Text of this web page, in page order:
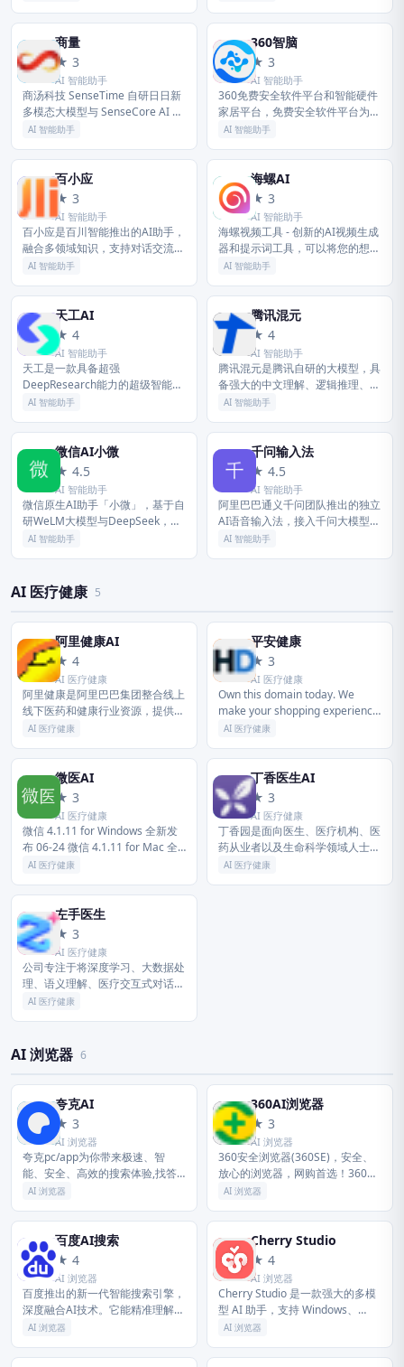
具。豆包为你答疑...
商
商量
★ 3
AI 智能助手
商汤科技 SenseTime 自研日日新
多模态大模型与 SenseCore AI 大
装置，拥有对话、文生图、数字
品，为企...
AI 智能助手
3
360智脑
★ 3
AI 智能助手
360免费安全软件平台和智能硬件
家居平台，免费安全软件平台为用
户提供360安全卫士,360免费杀毒
AI 智能助手
百
百小应
★ 3
AI 智能助手
百小应是百川智能推出的AI助手，
融合多领域知识，支持对话交流、
信息查询、内容生成、逻辑分析等
AI 智能助手
海
海螺AI
★ 3
AI 智能助手
海螺视频工具 - 创新的AI视频生成
器和提示词工具，可以将您的想法
转化为精美的AI视频。只需一段文
时间内创作出引人入胜的视...
AI 智能助手
天
天工AI
★ 4
AI 智能助手
天工是一款具备超强
DeepResearch能力的超级智能
体，通过丰富多样的专业skill，让
PPT、AI表格，高效应...
AI 智能助手
腾
腾讯混元
★ 4
AI 智能助手
腾讯混元是腾讯自研的大模型，具
备强大的中文理解、逻辑推理、多
模态处理能力，可支撑各类AI应用
AI 智能助手
微
微信AI小微
★ 4.5
AI 智能助手
微信原生AI助手「小微」，基于自
研WeLM大模型与DeepSeek，内
嵌于微信8.0.75+。无需下载，一
AI 智能助手
千
千问输入法
★ 4.5
AI 智能助手
阿里巴巴通义千问团队推出的独立
AI语音输入法，接入千问大模型
CosyVoice能力。支持300字/分钟
AI 智能助手
AI 医疗健康 5
阿
阿里健康AI
★ 4
AI 医疗健康
阿里健康是阿里巴巴集团整合线上
线下医药和健康行业资源，提供一
站式医疗解决方案的旗舰平台。依
力，以「云基建」为基础，「云药
房」为...
AI 医疗健康
平
平安健康
★ 3
AI 医疗健康
Own this domain today. We
make your shopping experience
easy. Friendly and qu...
AI 医疗健康
微
微医AI
★ 3
AI 医疗健康
微信 4.1.11 for Windows 全新发
布 06-24 微信 4.1.11 for Mac 全
新发布 06-24 微信输入法 3.5.0
AI 医疗健康
丁
丁香医生AI
★ 3
AI 医疗健康
丁香园是面向医生、医疗机构、医
药从业者以及生命科学领域人士的
专业性社会化网络，提供医学、医
AI 医疗健康
左
左手医生
★ 3
AI 医疗健康
公司专注于将深度学习、大数据处
理、语义理解、医疗交互式对话等
领先的AI技术与医学相融合，通过
医...
AI 医疗健康
AI 浏览器 6
夸
夸克AI
★ 3
AI 浏览器
夸克pc/app为你带来极速、智
能、安全、高效的搜索体验,找答
案,找资料,找工具,办公,学习,工作
擎、网盘、AI扫描王工具及...
AI 浏览器
3
360AI浏览器
★ 3
AI 浏览器
360安全浏览器(360SE)，安全、
放心的浏览器，网购首选！360安
全浏览器采用先进的恶意网址拦截
银仿冒等恶意网址。360...
AI 浏览器
百
百度AI搜索
★ 4
AI 浏览器
百度推出的新一代智能搜索引擎，
深度融合AI技术。它能精准理解复
杂问题，直接生成结构化答案与摘
验。
AI 浏览器
C
Cherry Studio
★ 4
AI 浏览器
Cherry Studio 是一款强大的多模
型 AI 助手，支持 Windows、
macOS、Linux 平台。集成 300+
AI 浏览器